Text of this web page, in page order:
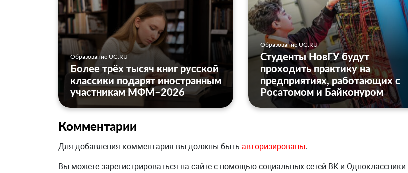
Образование UG.RU
Более трёх тысяч книг русской
классики подарят иностранным
участникам МФМ–2026
Образование UG.RU
Студенты НовГУ будут
проходить практику на
предприятиях, работающих с
Росатомом и Байконуром
Комментарии
Для добавления комментария вы должны быть авторизированы.
Вы можете зарегистрироваться на сайте с помощью социальных сетей ВК и Одноклассники